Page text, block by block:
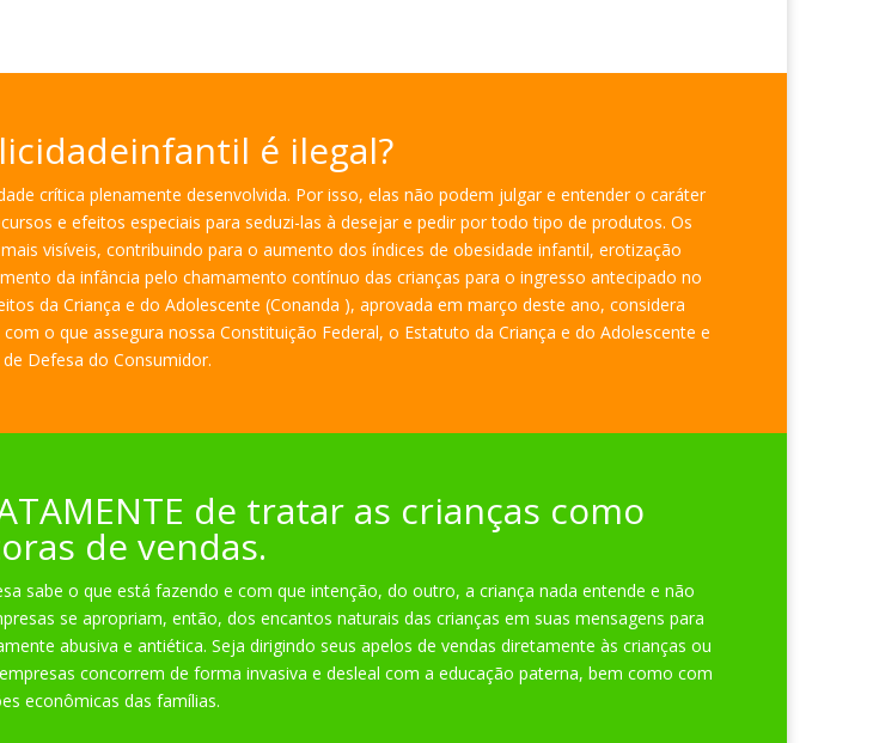
é ilegal?
crítica plenamente desenvolvida. Por isso, elas não podem julgar e entender o caráter
e efeitos especiais para seduzi-las à desejar e pedir por todo tipo de produtos. Os
visíveis, contribuindo para o aumento dos índices de obesidade infantil, erotização
da infância pelo chamamento contínuo das crianças para o ingresso antecipado no
da Criança e do Adolescente (Conanda ), aprovada em março deste ano, considera
o que assegura nossa Constituição Federal, o Estatuto da Criança e do Adolescente e
Defesa do Consumidor.
de tratar as crianças como
de vendas.
sabe o que está fazendo e com que intenção, do outro, a criança nada entende e não
se apropriam, então, dos encantos naturais das crianças em suas mensagens para
abusiva e antiética. Seja dirigindo seus apelos de vendas diretamente às crianças ou
concorrem de forma invasiva e desleal com a educação paterna, bem como com
econômicas das famílias.